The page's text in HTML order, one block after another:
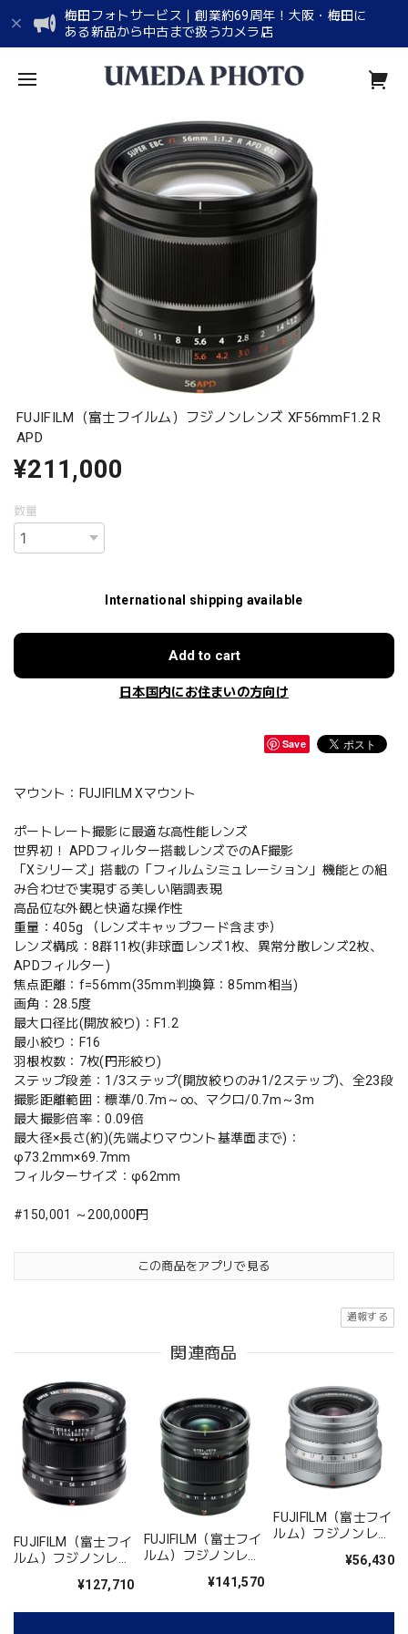
梅田フォトサービス｜創業約69周年！大阪・梅田に
ある新品から中古まで扱うカメラ店
FUJIFILM（富士フイルム）フジノンレンズ XF56mmF1.2 R
APD
¥211,000
数量
International shipping available
Add to cart
日本国内にお住まいの方向け
Save
マウント：FUJIFILM Xマウント
ポートレート撮影に最適な高性能レンズ
世界初！ APDフィルター搭載レンズでのAF撮影
「Xシリーズ」搭載の「フィルムシミュレーション」機能との組
み合わせで実現する美しい階調表現
高品位な外観と快適な操作性
重量：405g （レンズキャップフード含まず）
レンズ構成：8群11枚(非球面レンズ1枚、異常分散レンズ2枚、
APDフィルター)
焦点距離：f=56mm(35mm判換算：85mm相当)
画角：28.5度
最大口径比(開放絞り)：F1.2
最小絞り：F16
羽根枚数：7枚(円形絞り)
ステップ段差：1/3ステップ(開放絞りのみ1/2ステップ)、全23段
撮影距離範囲：標準/0.7m～∞、マクロ/0.7m～3m
最大撮影倍率：0.09倍
最大径×長さ(約)(先端よりマウント基準面まで)：
φ73.2mm×69.7mm
フィルターサイズ：φ62mm
#150,001 ～200,000円
この商品をアプリで見る
通報する
関連商品
FUJIFILM（富士フイ
ルム）フジノンレン
¥127,710
FUJIFILM（富士フイ
ルム）フジノンレン
¥141,570
FUJIFILM（富士フイ
ルム）フジノンレン
WR シルバー¥56,430